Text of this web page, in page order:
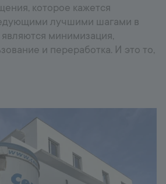
которое кажется
лучшими шагами в
минимизация,
и переработка. И это то,